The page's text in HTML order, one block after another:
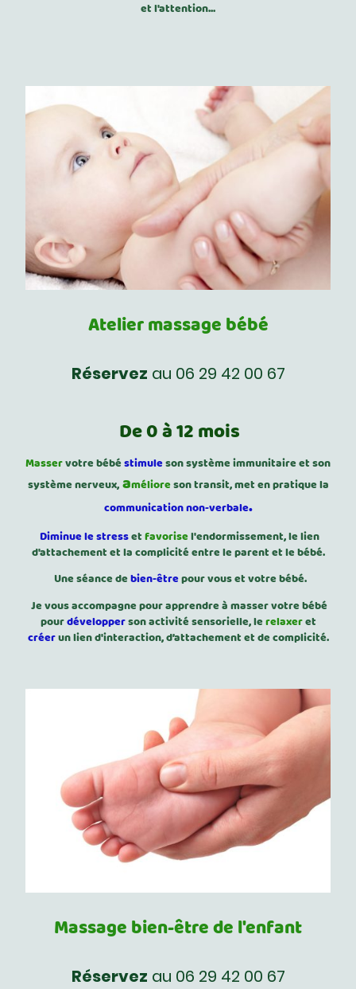
et l'attention...
Atelier massage bébé
Réservez au 06 29 42 00 67
De 0 à 12 mois
Masservotre bébéstimuleson système immunitaire et son
système nerveux, amélioreson transit, met en pratique la
communication non-verbale.
Diminue le stresset favorisel'endormissement, le lien
d'attachement et la complicité entre le parent et le bébé.
Une séance debien-êtrepour vous et votre bébé.
Je vous accompagne pour apprendre à masser votre bébé
pourdévelopperson activité sensorielle, lerelaxeret
créerun lien d'interaction, d’attachement et de complicité.
Massage bien-être de l'enfant
Réservez au 06 29 42 00 67